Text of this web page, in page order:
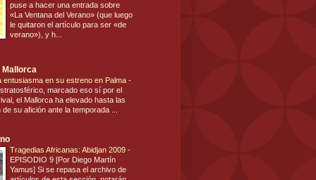
puse a hacer una entrada sobre
«La Ventana del Verano» (que luego
le quitaron el artículo para ser «de
verano»), y h...
Mallorca
entusiasma en su estreno en Palma -
marcado eso sí por el
el Mallorca ha elevado hasta las
su afición ante la temporada ...
Tragedias Africanas: Abidjan 2009 -
EPISODIO 9 [Por Diego Martín
Yamus] Si se repasa el archivo de